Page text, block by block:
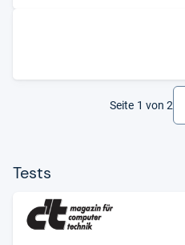
Seite 1 von 2
Tests